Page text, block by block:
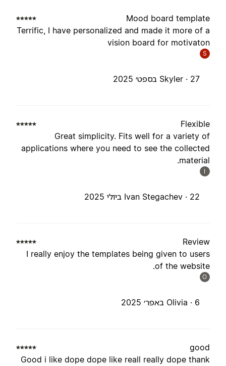
Mood board
Terrific, I have personalized and made it more of
vision board for
Skyler ·
Great simplicity. Fits well for a variety
applications where you need to see the
Ivan Stegachev ·
I really enjoy the templates being given to
of the
Olivia ·
Good i like dope dope like reall really dope